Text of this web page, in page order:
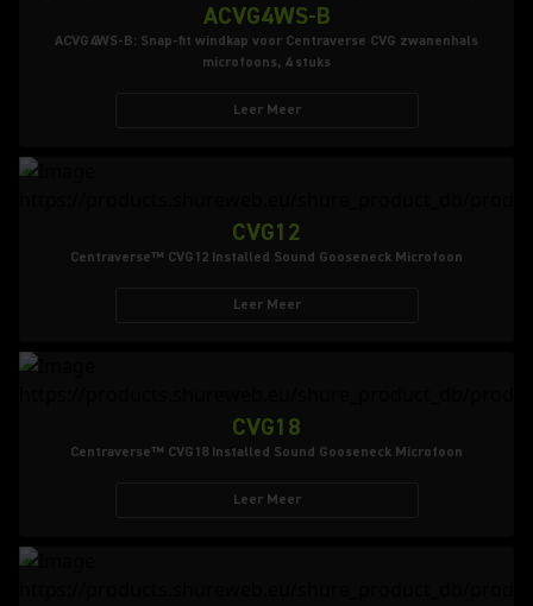
ACVG4WS-B
ACVG4WS-B: Snap-fit windkap voor Centraverse CVG zwanenhals
microfoons, 4 stuks
Leer Meer
CVG12
Centraverse™ CVG12 Installed Sound Gooseneck Microfoon
Leer Meer
CVG18
Centraverse™ CVG18 Installed Sound Gooseneck Microfoon
Leer Meer